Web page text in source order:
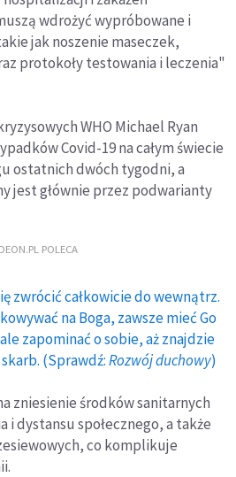
wdrożyć wypróbowane i
jak noszenie maseczek,
protokoły testowania i leczenia"
WHO Michael Ryan
Covid-19 na całym świecie
ostatnich dwóch tygodni, a
jest głównie przez podwarianty
DEON.PL POLECA
zwrócić całkowicie do wewnątrz.
na Boga, zawsze mieć Go
zapominać o sobie, aż znajdzie
(Sprawdź:Rozwój duchowy)
zniesienie środków sanitarnych
i dystansu społecznego, a także
co komplikuje